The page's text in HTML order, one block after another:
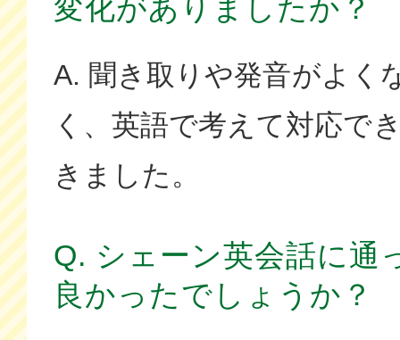
変化がありましたか？
A. 聞き取りや発音がよく
く、英語で考えて対応で
きました。
Q. シェーン英会話に通
良かったでしょうか？